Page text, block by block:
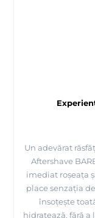
Un adevărat
Aftershave
imediat roșeața
place senzația
însoțește
hidratează, fără a